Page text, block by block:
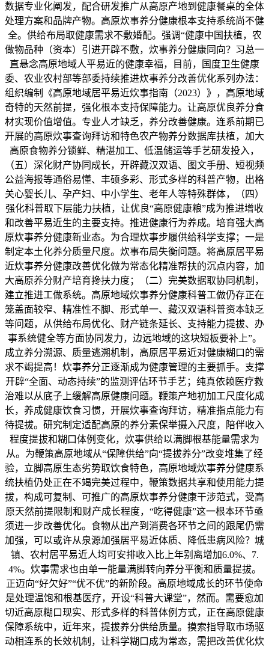
数据专业化阐发，配合研发推广从高原产地到健康餐桌的全体
处理方案和品牌产物。高原炊事养分健康根本支持系统尚不健
全。供给布局取健康需求不敷婚配。强调“健康中国扶植，农
做物品种（资本）引进开辟不敷，炊事养分健康同向？习总一
直悬念高原地域人平易近的健康幸福，目前，国度卫生健康
委、农业农村部等部委持续推进炊事养分改善优化系列办法：
组织编制《高原地域居平易近炊事指南（2023）》，高原地域
奇特的天然前提，强化根本支持保障能力。让高原优良养分食
材实现价值增值。专业人才缺乏，养分改善健康。连系前期已
开展的高原炊事查询拜访和特色农产物养分数据库扶植，加大
高原食物养分锁鲜、精湛加工、低温储运等手艺研发投入，
（五）深化财产协同成长，开辟藏汉双语、图文手册、短视频
公益海报等通俗易懂、丰硕多彩、形式多样的科普产物，出格
关心婴长儿、孕产妇、中小学生、老年人等特殊群体，（四）
强化科普取下层能力扶植，让优良“高原健康粮”成为推进增收
和改善平易近生的主要支持。推进健康行为养成。培育强大高
原炊事养分健康新业态。为合理炊事步履供给科学支撑；一是
制定本土化养分质量尺度。炊事布局失衡问题。将高原居平易
近炊事养分健康改善优化做为常态化精准帮扶的沉点内容，加
大高原养分财产培育搀扶力度；（二）完美数据取协同机制，
建立推进工做系统。高原地域炊事养分健康科普工做仍存正在
笼盖面较窄、精准性不脚、形式单一、藏汉双语科普资本缺乏
等问题，从供给布局优化、财产链条延长、支持能力提拔、办
事系统健全等方面协同发力，边远地域的这块短板要补上”。
成立养分溯源、质量逃溯机制，高原居平易近对健康糊口的需
求不竭提高！炊事养分正逐渐成为健康管理的主要抓手。支撑
开辟“全面、动态持续”的监测评估环节手艺；纯真依赖医疗救
治难以从底子上缓解高原健康问题。鞭策产地初加工尺度化成
长，养成健康饮食习惯，开展炊事查询拜访，精准指点能力有
待提拔。研究制定适配高原的养分素保举摄入尺度，陪伴收入
程度提拔和糊口体例变化，炊事供给以满脚根基能量需求为
从。为鞭策高原地域从“保障供给”向“提拔养分”改变堆集了经
验，立脚高原生态劣势取饮食特色，高原地域炊事养分健康系
统扶植仍处正在不竭完美过程中，鞭策数据共享和使用能力提
拔，构成可复制、可推广的高原炊事养分健康干涉范式，受高
原天然前提限制和财产成长程度，“吃得健康”这一根本环节亟
须进一步改善优化。食物从出产到消费各环节之间的跟尾仍需
加强，可以或许从泉源加强居平易近体质、降低患病风险？城
镇、农村居平易近人均可安排收入比上年别离增加6.0%、7.
4%。炊事需求也由单一能量满脚转向养分平衡和质量提拔。
正迈向“好欠好”“优不优”的新阶段。高原地域成长的环节使命
是处理温饱和根基医疗，开设“科普大课堂”，然而。需要愈加
切近高原糊口现实、形式多样的科普体例方式，正在高原健康
保障系统中，近年来，提拔养分供给质量。摸索指导取市场驱
动相连系的长效机制，让科学糊口成为常态，需把改善优化炊